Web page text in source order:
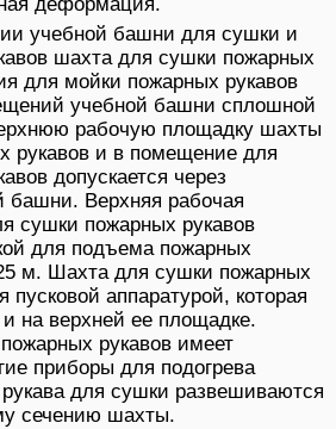
деформация.
учебной башни для сушки и
шахта для сушки пожарных
для мойки пожарных рукавов
учебной башни сплошной
рабочую площадку шахты
рукавов и в помещение для
допускается через
башни. Верхняя рабочая
сушки пожарных рукавов
для подъема пожарных
м. Шахта для сушки пожарных
пусковой аппаратурой, которая
на верхней ее площадке.
рукавов имеет
приборы для подогрева
для сушки развешиваются
сечению шахты.